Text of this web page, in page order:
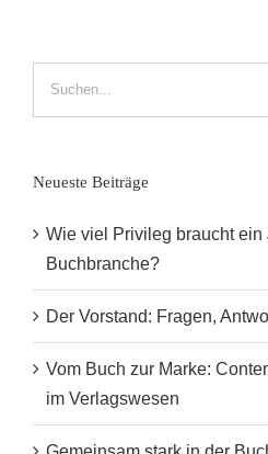
Neueste Beiträge
Wie viel Privileg braucht ein
Buchbranche?
Der Vorstand: Fragen,
Vom Buch zur Marke:
im Verlagswesen